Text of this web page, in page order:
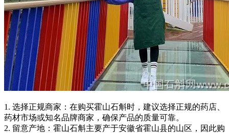
1. 选择正规商家：在购买霍山石斛时，建议选择正规的药店、
药材市场或知名品牌商家，确保产品的质量可靠。
2. 留意产地：霍山石斛主要产于安徽省霍山县的山区，因此购